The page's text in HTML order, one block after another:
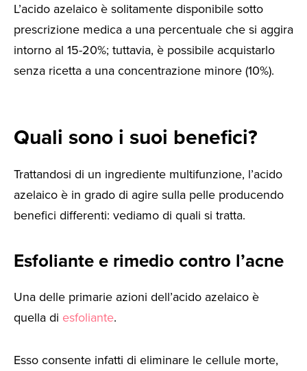
L’acido azelaico è solitamente disponibile sotto
prescrizione medica a una percentuale che si aggira
intorno al 15-20%; tuttavia, è possibile acquistarlo
senza ricetta a una concentrazione minore (10%).
Quali sono i suoi benefici?
Trattandosi di un ingrediente multifunzione, l’acido
azelaico è in grado di agire sulla pelle producendo
benefici differenti: vediamo di quali si tratta.
Esfoliante e rimedio contro l’acne
Una delle primarie azioni dell’acido azelaico è
quella di esfoliante.
Esso consente infatti di eliminare le cellule morte,